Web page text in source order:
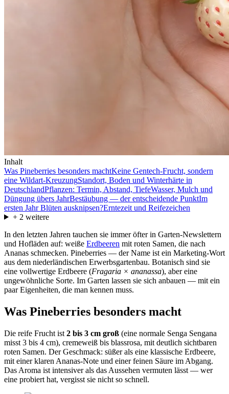
Inhalt
Was Pineberries besonders machtKeine Gentech-Frucht, sondern
eine Wildart-KreuzungStandort, Boden und Winterhärte in
DeutschlandPflanzen: Termin, Abstand, TiefeWasser, Mulch und
Düngung übers JahrBestäubung — der entscheidende PunktIm
ersten Jahr Blüten ausknipsen?Erntezeit und Reifezeichen
+ 2 weitere
In den letzten Jahren tauchen sie immer öfter in Garten-Newslettern
und Hofläden auf: weiße Erdbeeren mit roten Samen, die nach
Ananas schmecken. Pineberries — der Name ist ein Marketing-Wort
aus dem niederländischen Erwerbsgartenbau. Botanisch sind sie
eine vollwertige Erdbeere (Fragaria × ananassa), aber eine
ungewöhnliche Sorte. Im Garten lassen sie sich anbauen — mit ein
paar Eigenheiten, die man kennen muss.
Was Pineberries besonders macht
Die reife Frucht ist 2 bis 3 cm groß (eine normale Senga Sengana
misst 3 bis 4 cm), cremeweiß bis blassrosa, mit deutlich sichtbaren
roten Samen. Der Geschmack: süßer als eine klassische Erdbeere,
mit einer klaren Ananas-Note und einer feinen Säure im Abgang.
Das Aroma ist intensiver als das Aussehen vermuten lässt — wer
eine probiert hat, vergisst sie nicht so schnell.